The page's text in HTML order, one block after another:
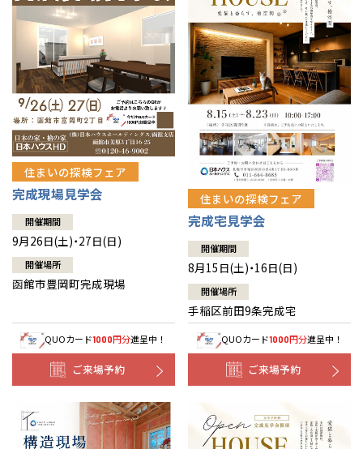
住まいの探検フェア
完成現場見学会
開催期間
9月26日(土)・27日(日)
開催場所
函館市豊岡町完成現場
QUOカード1000円分進呈中！
ご来場予約
住まいの探検フェア
完成宅見学会
開催期間
8月15日(土)・16日(日)
開催場所
手稲区前田9条完成宅
QUOカード1000円分進呈中！
ご来場予約